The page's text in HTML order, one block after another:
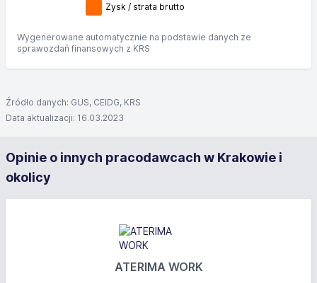
Zysk / strata brutto
Wygenerowane automatycznie na podstawie danych ze
sprawozdań finansowych z KRS
Źródło danych: GUS, CEIDG, KRS
Data aktualizacji: 16.03.2023
Opinie o innych pracodawcach w Krakowie i
okolicy
ATERIMA WORK